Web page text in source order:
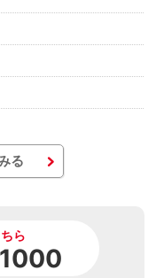
る
ら